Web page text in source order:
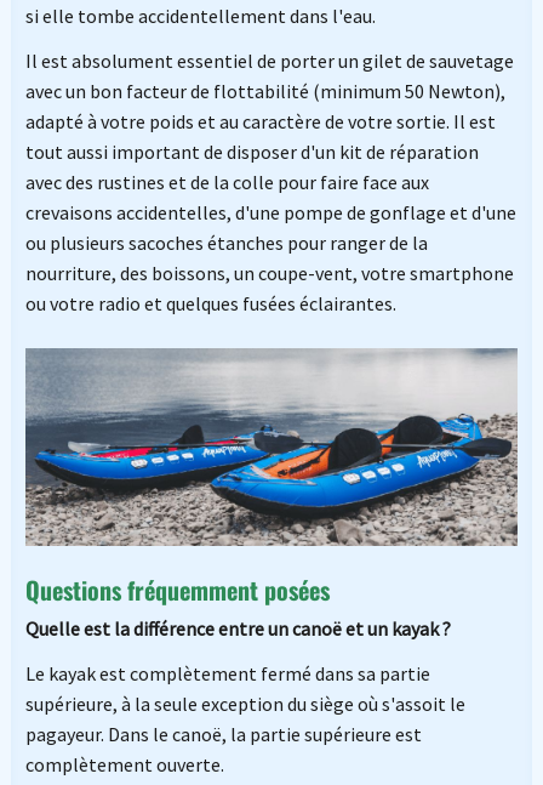
si elle tombe accidentellement dans l'eau.
Il est absolument essentiel de porter un gilet de sauvetage
avec un bon facteur de flottabilité (minimum 50 Newton),
adapté à votre poids et au caractère de votre sortie. Il est
tout aussi important de disposer d'un kit de réparation
avec des rustines et de la colle pour faire face aux
crevaisons accidentelles, d'une pompe de gonflage et d'une
ou plusieurs sacoches étanches pour ranger de la
nourriture, des boissons, un coupe-vent, votre smartphone
ou votre radio et quelques fusées éclairantes.
Questions fréquemment posées
Quelle est la différence entre un canoë et un kayak ?
Le kayak est complètement fermé dans sa partie
supérieure, à la seule exception du siège où s'assoit le
pagayeur. Dans le canoë, la partie supérieure est
complètement ouverte.